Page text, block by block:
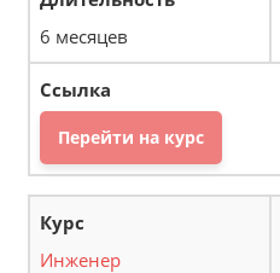
6 месяцев
Перейти на курс
Инженер